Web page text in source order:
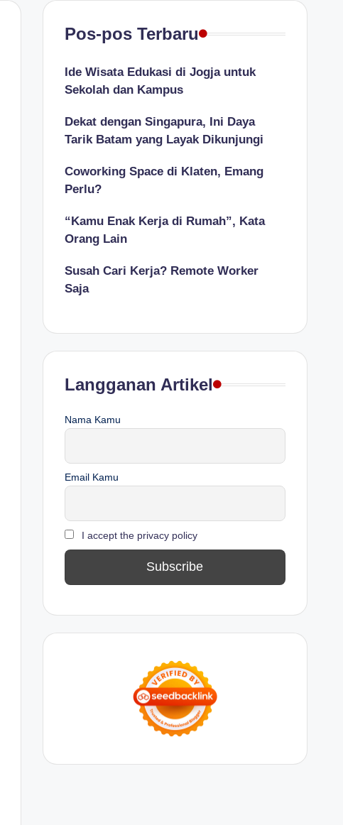
Pos-pos Terbaru
Ide Wisata Edukasi di Jogja untuk
Sekolah dan Kampus
Dekat dengan Singapura, Ini Daya
Tarik Batam yang Layak Dikunjungi
Coworking Space di Klaten, Emang
Perlu?
“Kamu Enak Kerja di Rumah”, Kata
Orang Lain
Susah Cari Kerja? Remote Worker
Saja
Langganan Artikel
Nama Kamu
Email Kamu
I accept the privacy policy